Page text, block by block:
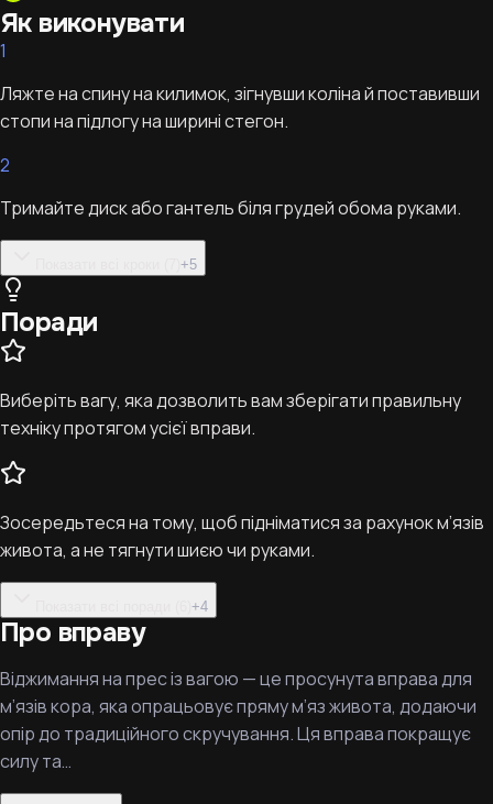
Як виконувати
1
Ляжте на спину на килимок, зігнувши коліна й поставивши
стопи на підлогу на ширині стегон.
2
Тримайте диск або гантель біля грудей обома руками.
+5
Поради
Виберіть вагу, яка дозволить вам зберігати правильну
техніку протягом усієї вправи.
Зосередьтеся на тому, щоб підніматися за рахунок м’язів
живота, а не тягнути шиєю чи руками.
+4
Про вправу
Віджимання на прес із вагою — це просунута вправа для
м’язів кора, яка опрацьовує пряму м’яз живота, додаючи
опір до традиційного скручування. Ця вправа покращує
силу та…